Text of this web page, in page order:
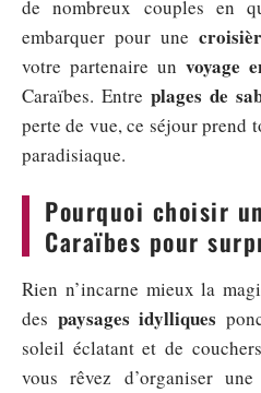
de nombreux couples en
embarquer pour une
votre partenaire un voyage
Caraïbes. Entre plages de
perte de vue, ce séjour prend
paradisiaque.
Pourquoi choisir
Caraïbes pour
Rien n’incarne mieux la
des paysages idylliques
soleil éclatant et de
vous rêvez d’organiser